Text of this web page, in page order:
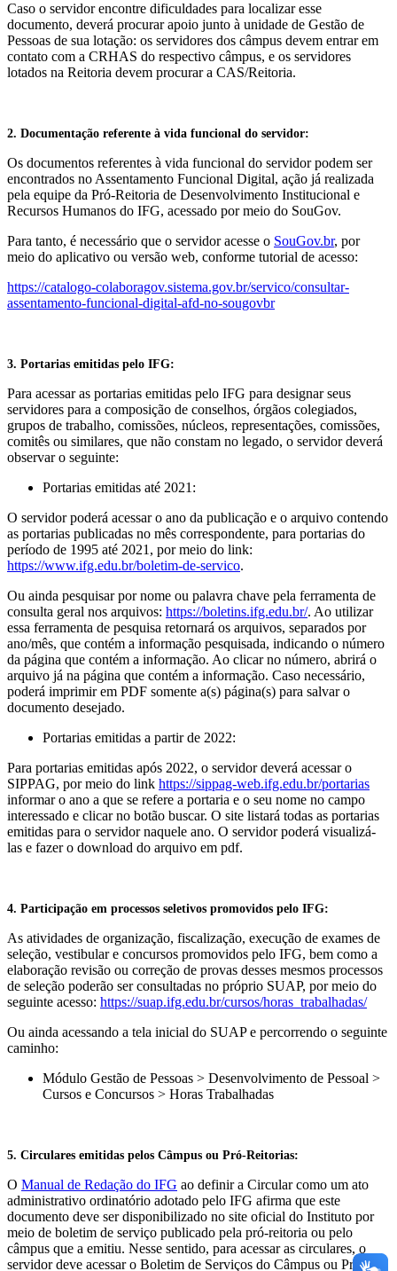
Caso o servidor encontre dificuldades para localizar esse
documento, deverá procurar apoio junto à unidade de Gestão de
Pessoas de sua lotação: os servidores dos câmpus devem entrar em
contato com a CRHAS do respectivo câmpus, e os servidores
lotados na Reitoria devem procurar a CAS/Reitoria.
2. Documentação referente à vida funcional do servidor:
Os documentos referentes à vida funcional do servidor podem ser
encontrados no Assentamento Funcional Digital, ação já realizada
pela equipe da Pró-Reitoria de Desenvolvimento Institucional e
Recursos Humanos do IFG, acessado por meio do SouGov.
Para tanto, é necessário que o servidor acesse o SouGov.br, por
meio do aplicativo ou versão web, conforme tutorial de acesso:
https://catalogo-colaboragov.sistema.gov.br/servico/consultar-
assentamento-funcional-digital-afd-no-sougovbr
3. Portarias emitidas pelo IFG:
Para acessar as portarias emitidas pelo IFG para designar seus
servidores para a composição de conselhos, órgãos colegiados,
grupos de trabalho, comissões, núcleos, representações, comissões,
comitês ou similares, que não constam no legado, o servidor deverá
observar o seguinte:
Portarias emitidas até 2021:
O servidor poderá acessar o ano da publicação e o arquivo contendo
as portarias publicadas no mês correspondente, para portarias do
período de 1995 até 2021, por meio do link:
https://www.ifg.edu.br/boletim-de-servico.
Ou ainda pesquisar por nome ou palavra chave pela ferramenta de
consulta geral nos arquivos: https://boletins.ifg.edu.br/. Ao utilizar
essa ferramenta de pesquisa retornará os arquivos, separados por
ano/mês, que contém a informação pesquisada, indicando o número
da página que contém a informação. Ao clicar no número, abrirá o
arquivo já na página que contém a informação. Caso necessário,
poderá imprimir em PDF somente a(s) página(s) para salvar o
documento desejado.
Portarias emitidas a partir de 2022:
Para portarias emitidas após 2022, o servidor deverá acessar o
SIPPAG, por meio do link https://sippag-web.ifg.edu.br/portarias
informar o ano a que se refere a portaria e o seu nome no campo
interessado e clicar no botão buscar. O site listará todas as portarias
emitidas para o servidor naquele ano. O servidor poderá visualizá-
las e fazer o download do arquivo em pdf.
4. Participação em processos seletivos promovidos pelo IFG:
As atividades de organização, fiscalização, execução de exames de
seleção, vestibular e concursos promovidos pelo IFG, bem como a
elaboração revisão ou correção de provas desses mesmos processos
de seleção poderão ser consultadas no próprio SUAP, por meio do
seguinte acesso: https://suap.ifg.edu.br/cursos/horas_trabalhadas/
Ou ainda acessando a tela inicial do SUAP e percorrendo o seguinte
caminho:
Módulo Gestão de Pessoas > Desenvolvimento de Pessoal >
Cursos e Concursos > Horas Trabalhadas
5. Circulares emitidas pelos Câmpus ou Pró-Reitorias:
O Manual de Redação do IFG ao definir a Circular como um ato
administrativo ordinatório adotado pelo IFG afirma que este
documento deve ser disponibilizado no site oficial do Instituto por
meio de boletim de serviço publicado pela pró-reitoria ou pelo
câmpus que a emitiu. Nesse sentido, para acessar as circulares, o
servidor deve acessar o Boletim de Serviços do Câmpus ou Pró-